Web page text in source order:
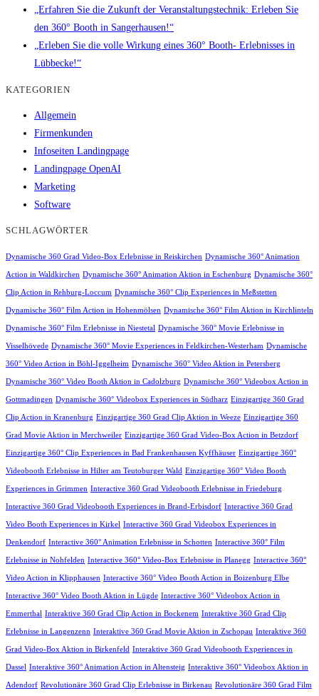
„Erfahren Sie die Zukunft der Veranstaltungstechnik: Erleben Sie
den 360° Booth in Sangerhausen!“
„Erleben Sie die volle Wirkung eines 360° Booth- Erlebnisses in
Lübbecke!“
KATEGORIEN
Allgemein
Firmenkunden
Infoseiten Landingpage
Landingpage OpenAI
Marketing
Software
SCHLAGWÖRTER
Dynamische 360 Grad Video-Box Erlebnisse in Reiskirchen Dynamische 360° Animation
Action in Waldkirchen Dynamische 360° Animation Aktion in Eschenburg Dynamische 360°
Clip Action in Rehburg-Loccum Dynamische 360° Clip Experiences in Meßstetten
Dynamische 360° Film Action in Hohenmölsen Dynamische 360° Film Aktion in Kirchlinteln
Dynamische 360° Film Erlebnisse in Niestetal Dynamische 360° Movie Erlebnisse in
Visselhövede Dynamische 360° Movie Experiences in Feldkirchen-Westerham Dynamische
360° Video Action in Böhl-Iggelheim Dynamische 360° Video Aktion in Petersberg
Dynamische 360° Video Booth Aktion in Cadolzburg Dynamische 360° Videobox Action in
Gottmadingen Dynamische 360° Videobox Experiences in Südharz Einzigartige 360 Grad
Clip Action in Kranenburg Einzigartige 360 Grad Clip Aktion in Weeze Einzigartige 360
Grad Movie Aktion in Merchweiler Einzigartige 360 Grad Video-Box Action in Betzdorf
Einzigartige 360° Clip Experiences in Bad Frankenhausen Kyffhäuser Einzigartige 360°
Videobooth Erlebnisse in Hilter am Teutoburger Wald Einzigartige 360° Video Booth
Experiences in Grimmen Interactive 360 Grad Videobooth Erlebnisse in Friedeburg
Interactive 360 Grad Videobooth Experiences in Brand-Erbisdorf Interactive 360 Grad
Video Booth Experiences in Kirkel Interactive 360 Grad Videobox Experiences in
Denkendorf Interactive 360° Animation Erlebnisse in Schotten Interactive 360° Film
Erlebnisse in Nohfelden Interactive 360° Video-Box Erlebnisse in Planegg Interactive 360°
Video Action in Klipphausen Interactive 360° Video Booth Action in Boizenburg Elbe
Interactive 360° Video Booth Aktion in Lügde Interactive 360° Videobox Action in
Emmerthal Interaktive 360 Grad Clip Action in Bockenem Interaktive 360 Grad Clip
Erlebnisse in Langenzenn Interaktive 360 Grad Movie Aktion in Zschopau Interaktive 360
Grad Video-Box Aktion in Birkenfeld Interaktive 360 Grad Videobooth Experiences in
Dassel Interaktive 360° Animation Action in Altensteig Interaktive 360° Videobox Aktion in
Adendorf Revolutionäre 360 Grad Clip Erlebnisse in Birkenau Revolutionäre 360 Grad Film